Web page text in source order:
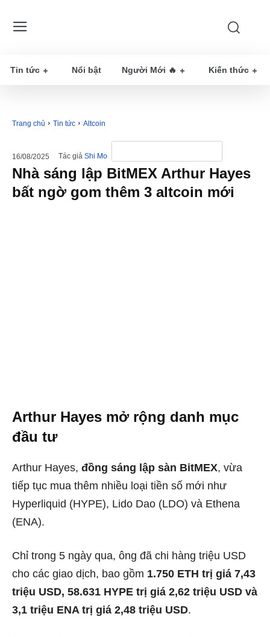
Tin tức Nổi bật Người Mới 🔥 Kiến thức
Trang chủ Tin tức Altcoin
16/08/2025 Tác giả Shi Mo
Nhà sáng lập BitMEX Arthur Hayes
bất ngờ gom thêm 3 altcoin mới
Arthur Hayes mở rộng danh mục
đầu tư
Arthur Hayes, đồng sáng lập sàn BitMEX, vừa
tiếp tục mua thêm nhiều loại tiền số mới như
Hyperliquid (HYPE), Lido Dao (LDO) và Ethena
(ENA).
Chỉ trong 5 ngày qua, ông đã chi hàng triệu USD
cho các giao dịch, bao gồm 1.750 ETH trị giá 7,43
triệu USD, 58.631 HYPE trị giá 2,62 triệu USD và
3,1 triệu ENA trị giá 2,48 triệu USD.